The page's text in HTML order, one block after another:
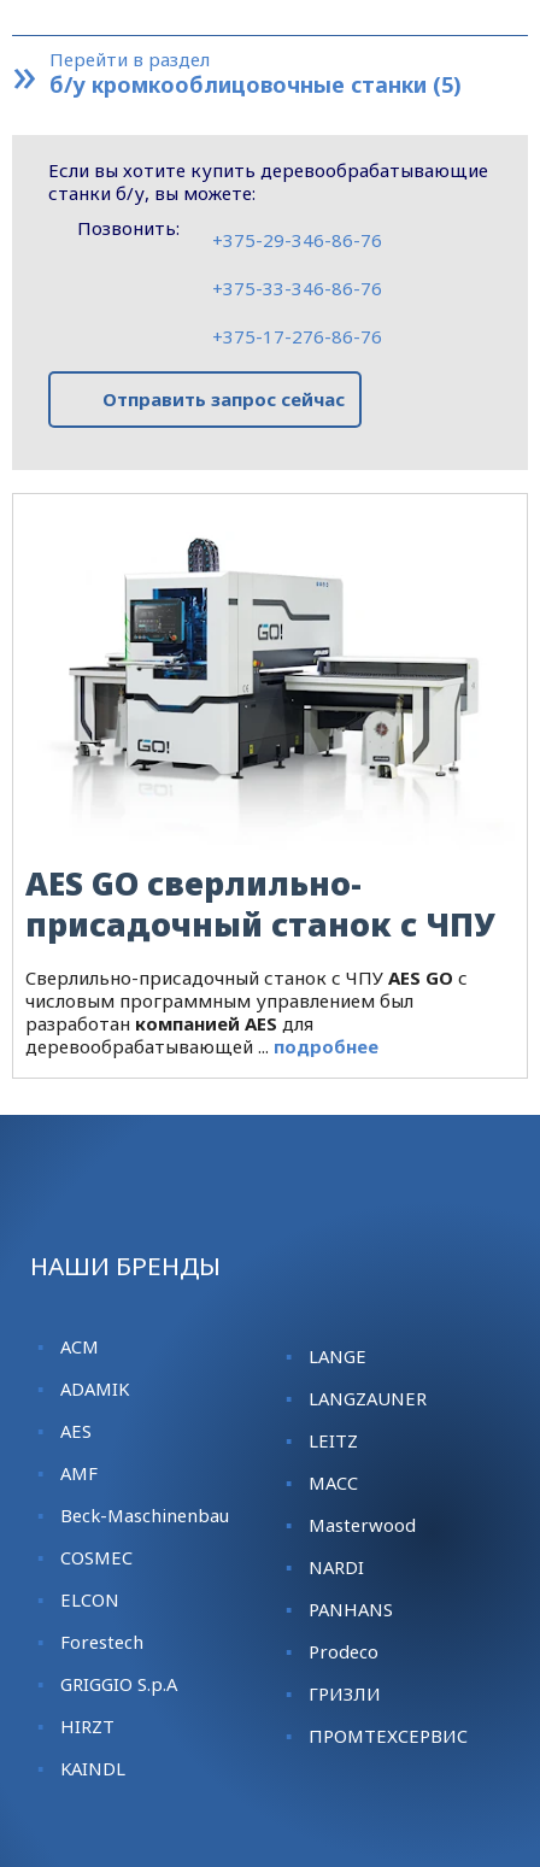
» Перейти в раздел
б/у кромкооблицовочные станки (5)
Если вы хотите купить деревообрабатывающие
станки б/у, вы можете:
Позвонить:
+375-29-346-86-76
+375-33-346-86-76
+375-17-276-86-76
Отправить запрос сейчас
AES GO сверлильно-
присадочный станок с ЧПУ
Cверлильно-присадочный станок с ЧПУ AES GO с
числовым программным управлением был
разработан компанией AES для
деревообрабатывающей ... подробнее
НАШИ БРЕНДЫ
ACM
ADAMIK
AES
AMF
Beck-Maschinenbau
COSMEC
ELCON
Forestech
GRIGGIO S.p.A
HIRZT
KАINDL
LANGE
LANGZAUNER
LEITZ
MACC
Masterwood
NARDI
PANHANS
Prodeco
ГРИЗЛИ
ПРОМТЕХСЕРВИС